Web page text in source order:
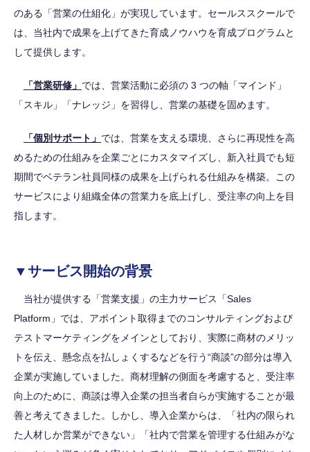
のある「営業の仕組化」が実現しています。セールススクールで
は、当社内で成果を上げてきた育成ノウハウを育成プログラムと
して提供します。
「営業研修」 では、営業活動に必須の 3 つの軸「マインド」
「スキル」「ナレッジ」を習得し、営業の基礎を固めます。
「個別サポート」 では、営業を支える環境、さらに再現性を高
めるための仕組みを企業ごとにカスタマイズし、新入社員でも短
期間でベテラン社員同様の成果を上げられる仕組みを構築。この
サービスにより組織全体の営業力を底上げし、受注率の向上を目
指します。
▼サービス開始の背景
当社が提供する「営業支援」の主力サービス「Sales
Platform」では、アポイント取得までのコンサルティングおよび
テストマーケティングをメインとしており、実際に商材のメリッ
トを伝え、懸念点を払しょくするなどを行う“商談”の部分は導入
企業が実施していました。商材理解の側面を考慮すると、受注率
向上のために、商談は導入企業の担当者自らが実施することが最
善と考えてきました。しかし、導入企業からは、「社内の限られ
た人材しか営業ができない」「社内で営業を管理する仕組みがな